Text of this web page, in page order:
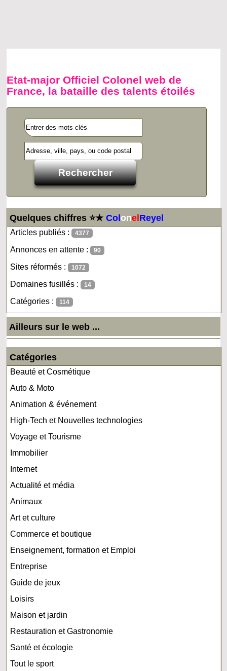
Etat-major Officiel Colonel web de
France, la bataille des talents étoilés
Quelques chiffres ⭐★ColonelReyel
Articles publiés : 4377
Annonces en attente : 90
Sites réformés : 1072
Domaines fusillés : 14
Catégories : 114
Ailleurs sur le web ...
Catégories
Beauté et Cosmétique
Auto & Moto
Animation & événement
High-Tech et Nouvelles technologies
Voyage et Tourisme
Immobilier
Internet
Actualité et média
Animaux
Art et culture
Commerce et boutique
Enseignement, formation et Emploi
Entreprise
Guide de jeux
Loisirs
Maison et jardin
Restauration et Gastronomie
Santé et écologie
Tout le sport